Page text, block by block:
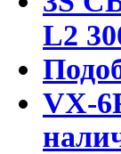
L2
VX-